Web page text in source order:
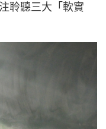
聆聽三大「軟實